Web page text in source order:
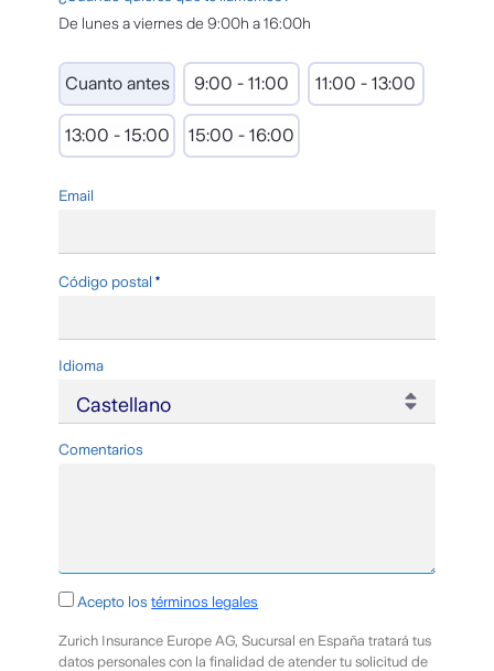
De lunes a viernes de 9:00h a 16:00h
Cuanto antes 9:00 - 11:00 11:00 - 13:00
13:00 - 15:00 15:00 - 16:00
Email
Código postal Requerido
Idioma
Comentarios
Acepto lostérminos legales
Requerido
Zurich Insurance Europe AG, Sucursal en España tratará tus
datos personales con la finalidad de atender tu solicitud de